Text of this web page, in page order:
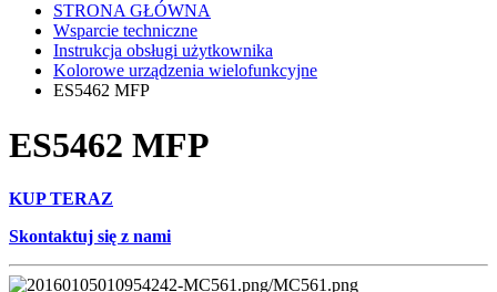
STRONA GŁÓWNA
Wsparcie techniczne
Instrukcja obsługi użytkownika
Kolorowe urządzenia wielofunkcyjne
ES5462 MFP
ES5462 MFP
KUP TERAZ
Skontaktuj się z nami